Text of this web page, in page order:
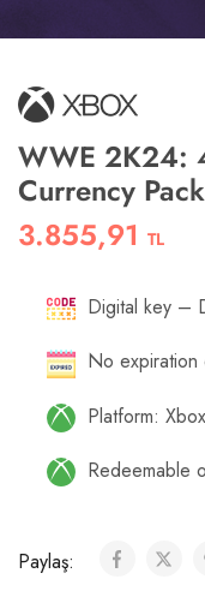
WWE 2K24:
Currency
3.855,91 TL
Digital key –
No expiration
Platform:
Redeemable
Paylaş: